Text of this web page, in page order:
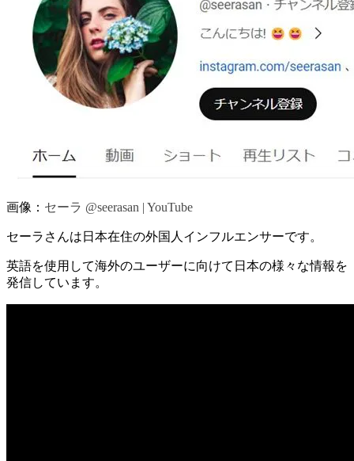
画像： セーラ @seerasan | YouTube
セーラさんは日本在住の外国人インフルエンサーです。
英語を使用して海外のユーザーに向けて日本の様々な情報を
発信しています。